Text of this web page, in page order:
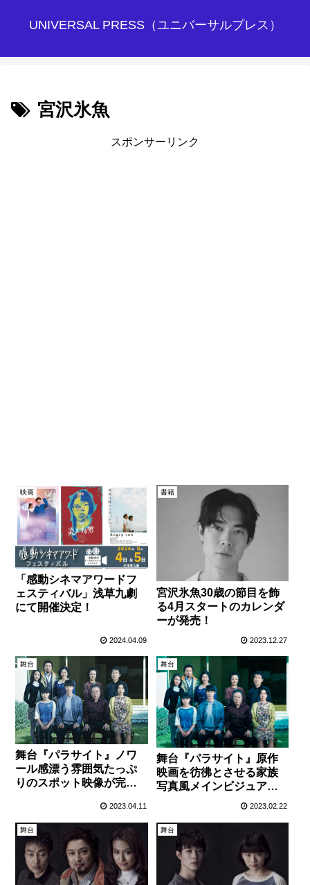
UNIVERSAL PRESS（ユニバーサルプレス）
宮沢氷魚
スポンサーリンク
映画
「感動シネマアワードフ
ェスティバル」浅草九劇
にて開催決定！
2024.04.09
書籍
宮沢氷魚30歳の節目を飾
る4月スタートのカレンダ
ーが発売！
2023.12.27
舞台
舞台『パラサイト』ノワ
ール感漂う雰囲気たっぷ
りのスポット映像が完
2023.04.11
舞台
舞台『パラサイト』原作
映画を彷彿とさせる家族
写真風メインビジュアル
2023.02.22
舞台 舞台